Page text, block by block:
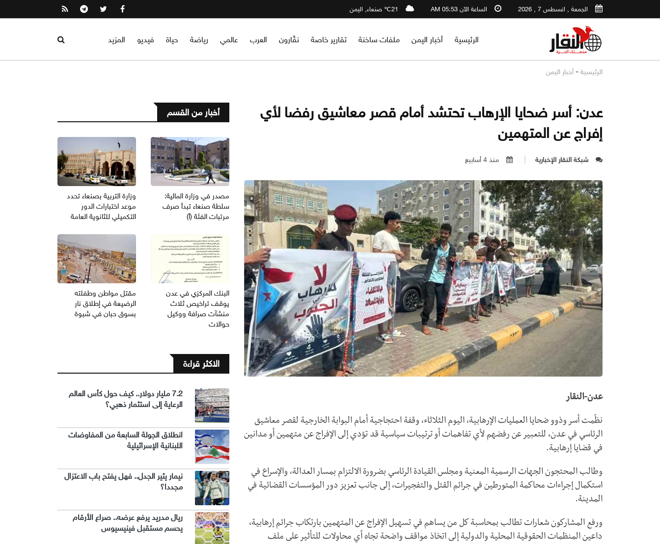
الجمعة , اغسطس 7 , 2026 الساعة الآن 05:53 AM 21℃ صنعاء, اليمن
الرئيسية أخبار اليمن ملفات ساخنة تقارير خاصة نقّارون العرب عالمي رياضة حياة فيديو المزيد
الرئيسية - أخبار اليمن
عدن: أسر ضحايا الإرهاب تحتشد أمام قصر معاشيق رفضا لأي
إفراج عن المتهمين
شبكة النقار الإخبارية منذ 4 أسابيع
عدن-النقار
نظّمت أسر وذوو ضحايا العمليات الإرهابية، اليوم الثلاثاء، وقفة احتجاجية أمام البوابة الخارجية لقصر معاشيق
الرئاسي في عدن، للتعبير عن رفضهم لأي تفاهمات أو ترتيبات سياسية قد تؤدي إلى الإفراج عن متهمين أو مدانين
في قضايا إرهابية.
وطالب المحتجون الجهات الرسمية المعنية ومجلس القيادة الرئاسي بضرورة الالتزام بمسار العدالة، والإسراع في
استكمال إجراءات محاكمة المتورطين في جرائم القتل والتفجيرات، إلى جانب تعزيز دور المؤسسات القضائية في
المدينة.
ورفع المشاركون شعارات تطالب بمحاسبة كل من يساهم في تسهيل الإفراج عن المتهمين بارتكاب جرائم إرهابية،
داعين المنظمات الحقوقية المحلية والدولية إلى اتخاذ مواقف واضحة تجاه أي محاولات للتأثير على ملف
أخبار من القسم
مصدر في وزارة المالية:
سلطة صنعاء تبدأ صرف
مرتبات الفئة (أ)
وزارة التربية بصنعاء تحدد
موعد اختبارات الدور
التكميلي للثانوية العامة
البنك المركزي في عدن
يوقف تراخيص ثلاث
منشآت صرافة ووكيل
حوالات
مقتل مواطن وطفلته
الرضيعة في إطلاق نار
بسوق حبان في شبوة
الاكثر قراءة
7.2 مليار دولار.. كيف حول كأس العالم
الرعاية إلى استثمار ذهبي؟
انطلاق الجولة السابعة من المفاوضات
اللبنانية الإسرائيلية
نيمار يثير الجدل.. فهل يفتح باب الاعتزال
مجددا؟
ريال مدريد يرفع عرضه.. صراع الأرقام
يحسم مستقبل فينيسيوس